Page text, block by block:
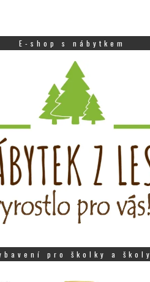
E-shop s nábytkem
pro školky a školy